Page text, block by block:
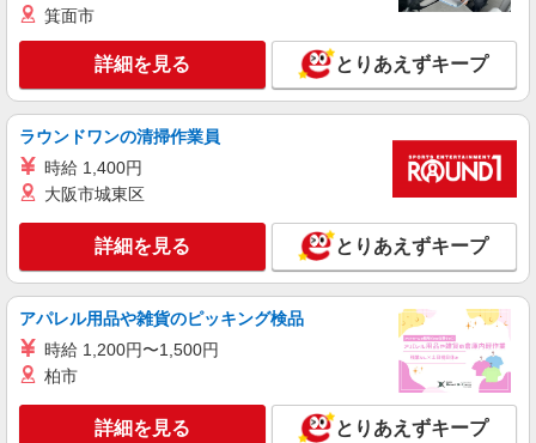
【softbank】人気機種に詳しくなれる携帯販
月給207900円〜260200円（経験・能力によ
る） 資格手当（1〜6万円）賞与年2回（6月・12
月・実績最高5.4カ月分） 未経験から入社半年で
年収400万円以上への昇給実績あり ※残業代支給
★交通費別途支給（規定あり） ゜+゜・。○。・゜
+゜・。○。・゜+゜ 入社祝い金10万円支給(規定
岐阜県本巣市のsoftbankショップ
キープ 詳細を見る
派遣社員
株式会社シエロ
【ソフトバンク】の店舗スタッフ
る） 資格手当（1〜6万円）賞与年2回（6月・12
月・実績最高5.4カ月分） 未経験から入社半年で
年収400万円以上への昇給実績あり ※残業代支給
+゜・。○。・゜+゜ 入社祝い金10万円支給(規定
有) お友達を紹介頂くと, インセンティブ支給(規定
岐阜県本巣市のsoftbankショップ
キープ 詳細を見る
箕面市
詳細を見る とりあえずキープ
ラウンドワンの清掃作業員
時給 1,400円
大阪市城東区
詳細を見る とりあえずキープ
アパレル用品や雑貨のピッキング検品
時給 1,200円〜1,500円
柏市
詳細を見る とりあえずキープ